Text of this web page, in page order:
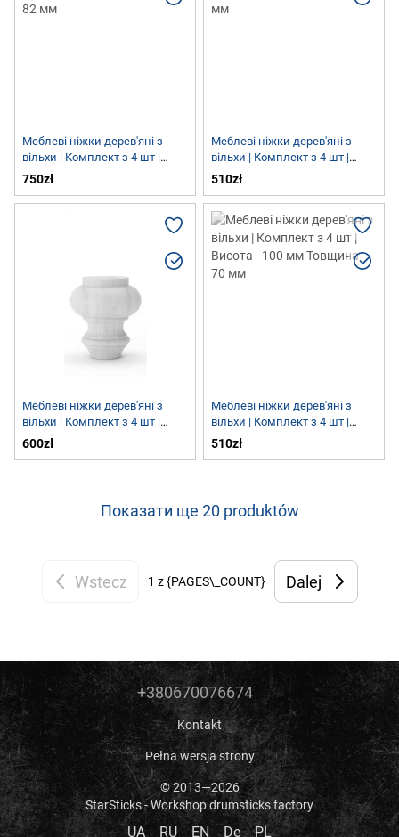
Меблеві ніжки дерев'яні з
вільхи | Комплект з 4 шт |
Висота - 100 мм Товщина - 82
750zł
Меблеві ніжки дерев'яні з
вільхи | Комплект з 4 шт |
Висота - 55 мм Товщина - 90
510zł
Меблеві ніжки дерев'яні з
вільхи | Комплект з 4 шт |
Висота - 100 мм Товщина - 90
600zł
Меблеві ніжки дерев'яні з
вільхи | Комплект з 4 шт |
Висота - 100 мм Товщина - 70
510zł
Показати ще 20 produktów
Wstecz 1 z {PAGES\_COUNT} Dalej
+380670076674
Kontakt
Pełna wersja strony
© 2013—2026
StarSticks - Workshop drumsticks factory
UA RU EN De PL